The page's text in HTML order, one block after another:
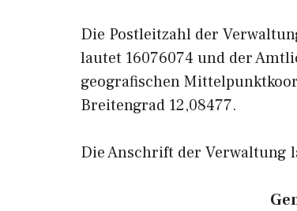
Die Postleitzahl der
lautet 16076074 und der
geografischen
Breitengrad 12,08477.
Die Anschrift der Verwaltung